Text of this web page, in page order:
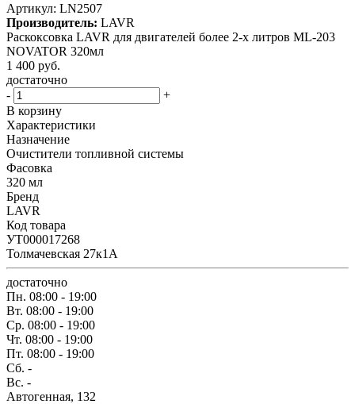
Артикул: LN2507
Производитель: LAVR
Раскоксовка LAVR для двигателей более 2-х литров ML-203
NOVATOR 320мл
1 400 руб.
достаточно
-
+
В корзину
Характеристики
Назначение
Очистители топливной системы
Фасовка
320 мл
Бренд
LAVR
Код товара
УТ000017268
Толмачевская 27к1А
достаточно
Пн. 08:00 - 19:00
Вт. 08:00 - 19:00
Ср. 08:00 - 19:00
Чт. 08:00 - 19:00
Пт. 08:00 - 19:00
Сб. -
Вс. -
Автогенная, 132